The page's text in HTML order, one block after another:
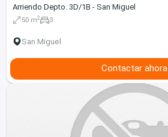
Arriendo Depto. 3D/1B - San Miguel
50 m2 3
San Miguel
Contactar ahora